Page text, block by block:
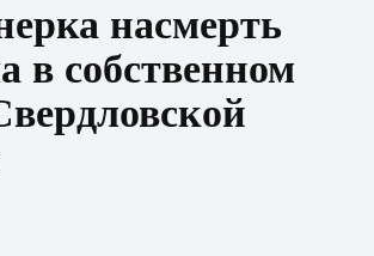
насмерть
в собственном